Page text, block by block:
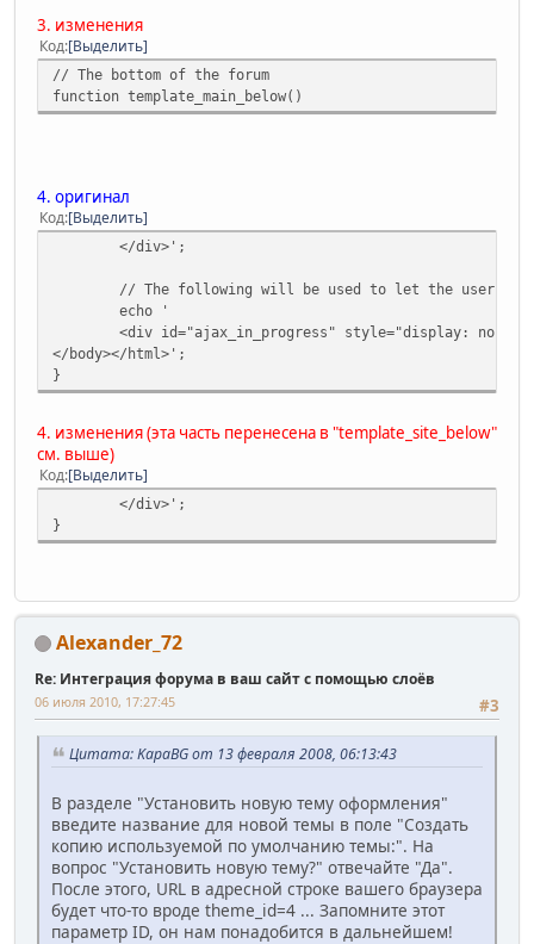
3. изменения
Код Выделить
// The bottom of the forum
function template_main_below()
4. оригинал
Код Выделить
</div>';
// The following will be used to let the user know
echo '
<div id="ajax_in_progress" style="display:
</body></html>';
}
4. изменения (эта часть перенесена в "template_site_below"
см. выше)
Код Выделить
</div>';
}
Alexander_72
Re: Интеграция форума в ваш сайт с помощью слоёв
#3
06 июля 2010, 17:27:45
Цитата: KapaBG от 13 февраля 2008, 06:13:43
В разделе "Установить новую тему оформления"
введите название для новой темы в поле "Создать
копию используемой по умолчанию темы:". На
вопрос "Установить новую тему?" отвечайте "Да".
После этого, URL в адресной строке вашего браузера
будет что-то вроде theme_id=4 ... Запомните этот
параметр ID, он нам понадобится в дальнейшем!